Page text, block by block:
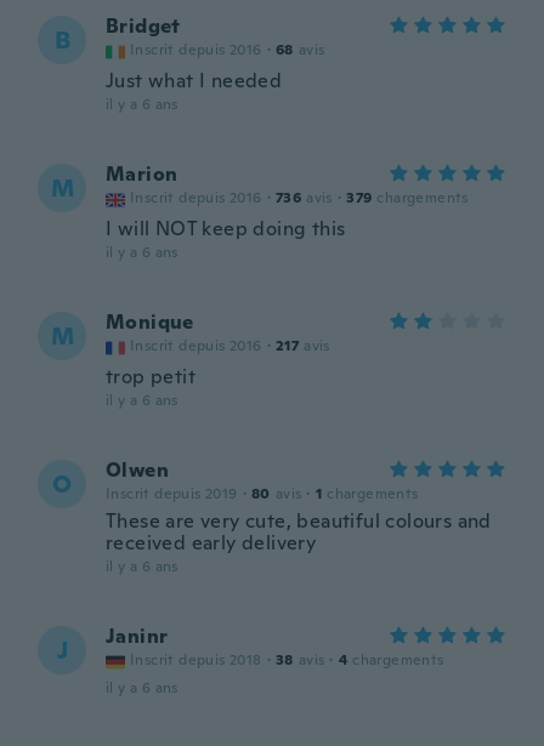
B Bridget
Inscrit depuis 2016 · 68 avis
Just what I needed
il y a 6 ans
M Marion
Inscrit depuis 2016 · 736 avis · 379 chargements
I will NOT keep doing this
il y a 6 ans
M Monique
Inscrit depuis 2016 · 217 avis
trop petit
il y a 6 ans
O Olwen
Inscrit depuis 2019 · 80 avis · 1 chargements
These are very cute, beautiful colours and
received early delivery
il y a 6 ans
J Janinr
Inscrit depuis 2018 · 38 avis · 4 chargements
il y a 6 ans